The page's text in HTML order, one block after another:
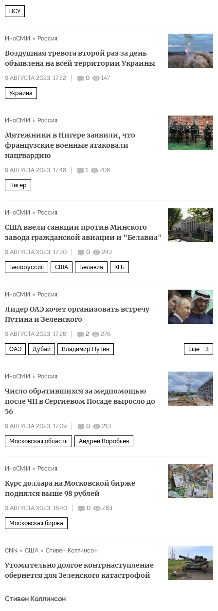
ВСУ
ИноСМИ Россия
Воздушная тревога второй раз за день
объявлена на всей территории Украины
9 АВГУСТА 2023, 17:52 0 147
Украина
ИноСМИ Россия
Мятежники в Нигере заявили, что
французские военные атаковали
нацгвардию
9 АВГУСТА 2023, 17:48 1 708
Нигер
ИноСМИ Россия
США ввели санкции против Минского
завода гражданской авиации и "Белавиа"
9 АВГУСТА 2023, 17:30 0 243
Белоруссия США Белавиа КГБ
ИноСМИ Россия
Лидер ОАЭ хочет организовать встречу
Путина и Зеленского
9 АВГУСТА 2023, 17:26 2 276
Еще 3
ОАЭ Дубай Владимир Путин
ИноСМИ
Россия
Число обратившихся за медпомощью
после ЧП в Сергиевом Посаде выросло до
56
9 АВГУСТА 2023, 17:09 0 213
Московская область Андрей Воробьев
ИноСМИ Россия
Курс доллара на Московской бирже
поднялся выше 98 рублей
9 АВГУСТА 2023, 16:40 0 283
Московская биржа
CNN США Стивен Коллинсон
Утомительно долгое контрнаступление
обернется для Зеленского катастрофой
Стивен Коллинсон